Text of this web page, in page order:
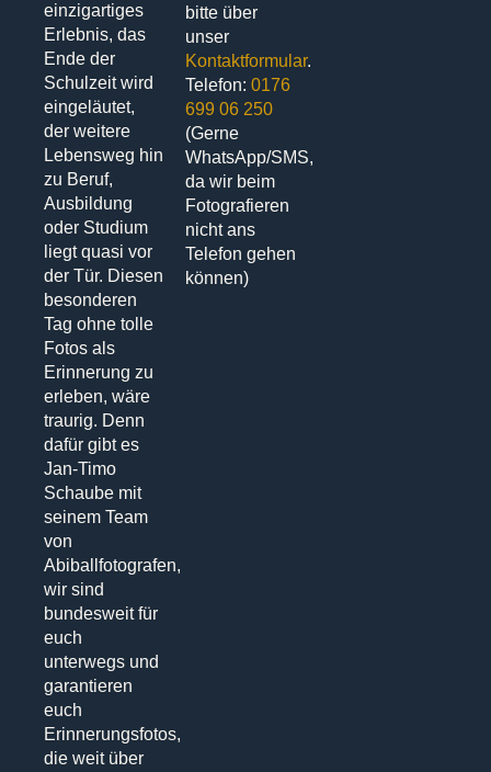
einzigartiges
Erlebnis, das
Ende der
Schulzeit wird
eingeläutet,
der weitere
Lebensweg hin
zu Beruf,
Ausbildung
oder Studium
liegt quasi vor
der Tür. Diesen
besonderen
Tag ohne tolle
Fotos als
Erinnerung zu
erleben, wäre
traurig. Denn
dafür gibt es
Jan-Timo
Schaube mit
seinem Team
von
Abiballfotografen,
wir sind
bundesweit für
euch
unterwegs und
garantieren
euch
Erinnerungsfotos,
die weit über
bitte über
unser
Kontaktformular.
Telefon:0176
699 06 250
(Gerne
WhatsApp/SMS,
da wir beim
Fotografieren
nicht ans
Telefon gehen
können)